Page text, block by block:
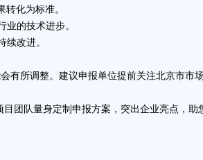
化为标准。
的技术进步。
改进。
所调整。建议申报单位提前关注北京市市
队量身定制申报方案，突出企业亮点，助